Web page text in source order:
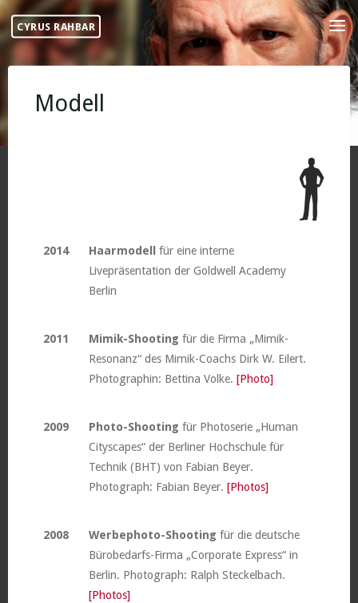
Skip
content
CYRUS RAHBAR
Modell
2014 Haarmodell
für eine interne
Livepräsentation der Goldwell Academy
Berlin
2011 Mimik-Shooting für die Firma „Mimik-
Resonanz“ des Mimik-Coachs Dirk W. Eilert.
Photographin: Bettina Volke. [Photo]
2009 Photo-Shooting für Photoserie „Human
Cityscapes“ der Berliner Hochschule für
Technik (BHT) von Fabian Beyer.
Photograph: Fabian Beyer. [Photos]
2008 Werbephoto-Shooting für die deutsche
Bürobedarfs-Firma „Corporate Express“ in
Berlin. Photograph: Ralph Steckelbach.
[Photos]